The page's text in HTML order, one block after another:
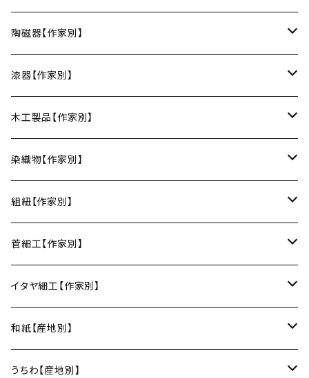
お皿
豆皿
丸皿
小鉢・中鉢・大鉢
小鉢
中鉢
ご飯茶碗
お椀・ボウル
お椀
丼
湯呑・カップ
マグカップ
フリーカップ
酒器
ぐい呑み・盃
徳利
蓋物・キャニスター
そば猪口
箸・カトラリー
陶磁器【作家別】
小春花窯（瀬戸焼／愛知）
HORITSUKE（瀬戸焼／愛知）
馬の目皿
AND C（瀬戸焼／愛知）
Trace Face（瀬戸焼／愛知）
m.m.d.（瀬戸焼／愛知）
LUC DE BOECK（京都）
小山研一（京都）
中村譲司（京都）
漆器【作家別】
中田漆木（香川）
庵治漆 -AJIURUSHI
讃岐石地塗
erakko（京都）
suosikki（京都）
うるしおいしおはし
木工製品【作家別】
りょうび庵（曲げわっぱ／秋田）
erakko（木と漆／京都）
甲斐のぶお工房（竹のカトラリー／大分）
染織物【作家別】
藤本つむぎ工房（上田紬／長野）
巾着袋
ブックカバー
清原遥（テキスタイル／滋賀）
KOMOREBI
朝焼け
藍染屋ほうね（藍染／静岡）
京都のれん（風呂敷／京都）
小風呂敷（約50cm角）
Sugee textile（国産手ぬぐい）
組紐【作家別】
昇苑くみひも（京都）
リング
ブレスレット
菅細工【作家別】
深江菅細工（大阪）
イタヤ細工【作家別】
角館イタヤ工芸（秋田）
民芸イタヤ工房（秋田）
和紙【産地別】
出雲民藝紙（島根）
うちわ【産地別】